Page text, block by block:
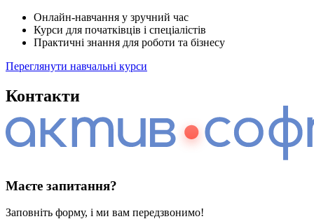
Онлайн-навчання у зручний час
Курси для початківців і спеціалістів
Практичні знання для роботи та бізнесу
Переглянути навчальні курси
Контакти
Маєте запитання?
Заповніть форму, і ми вам передзвонимо!